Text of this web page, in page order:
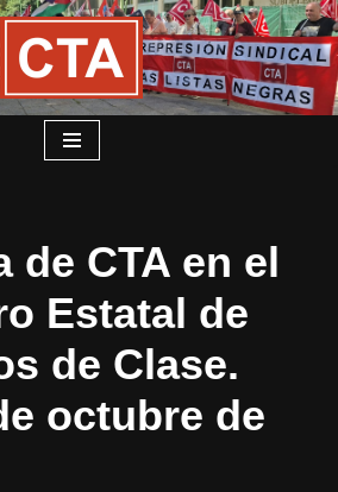
de CTA en el
Estatal de
de Clase.
octubre de